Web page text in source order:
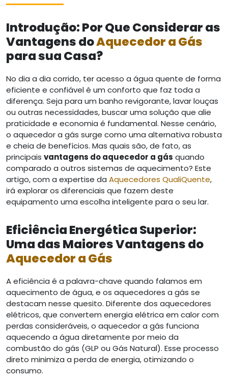
Introdução: Por Que Considerar as
Vantagens doAquecedor a Gás
para sua Casa?
No dia a dia corrido, ter acesso a água quente de forma
eficiente e confiável é um conforto que faz toda a
diferença. Seja para um banho revigorante, lavar louças
ou outras necessidades, buscar uma solução que alie
praticidade e economia é fundamental. Nesse cenário,
o aquecedor a gás surge como uma alternativa robusta
e cheia de benefícios. Mas quais são, de fato, as
principais vantagens do aquecedor a gás quando
comparado a outros sistemas de aquecimento? Este
artigo, com a expertise da Aquecedores QualiQuente,
irá explorar os diferenciais que fazem deste
equipamento uma escolha inteligente para o seu lar.
Eficiência Energética Superior:
Uma das Maiores Vantagens do
Aquecedor a Gás
A eficiência é a palavra-chave quando falamos em
aquecimento de água, e os aquecedores a gás se
destacam nesse quesito. Diferente dos aquecedores
elétricos, que convertem energia elétrica em calor com
perdas consideráveis, o aquecedor a gás funciona
aquecendo a água diretamente por meio da
combustão do gás (GLP ou Gás Natural). Esse processo
direto minimiza a perda de energia, otimizando o
consumo.